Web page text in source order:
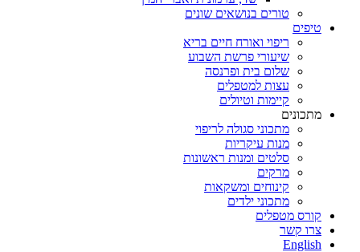
טורים בנושאים שונים
טיפים
ריפוי ואורח חיים בריא
שיעורי פרשת השבוע
שלום בית ופרנסה
עצות למטפלים
קיימות וטיולים
מתכונים
מתכוני סגולה לריפוי
מנות עיקריות
סלטים ומנות ראשונות
מרקים
קינוחים ומשקאות
מתכוני ילדים
קורס מטפלים
צרו קשר
English